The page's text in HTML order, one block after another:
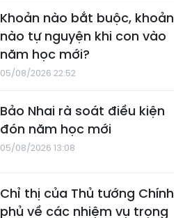
Khoản nào bắt buộc, khoản
nào tự nguyện khi con vào
năm học mới?
05/08/2026 22:52
Bảo Nhai rà soát điều kiện
đón năm học mới
05/08/2026 13:08
Chỉ thị của Thủ tướng Chính
phủ về các nhiệm vụ trọng